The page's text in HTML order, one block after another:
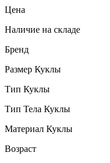
Цена
Наличие на складе
Бренд
Размер Куклы
Тип Куклы
Тип Тела Куклы
Материал Куклы
Возраст